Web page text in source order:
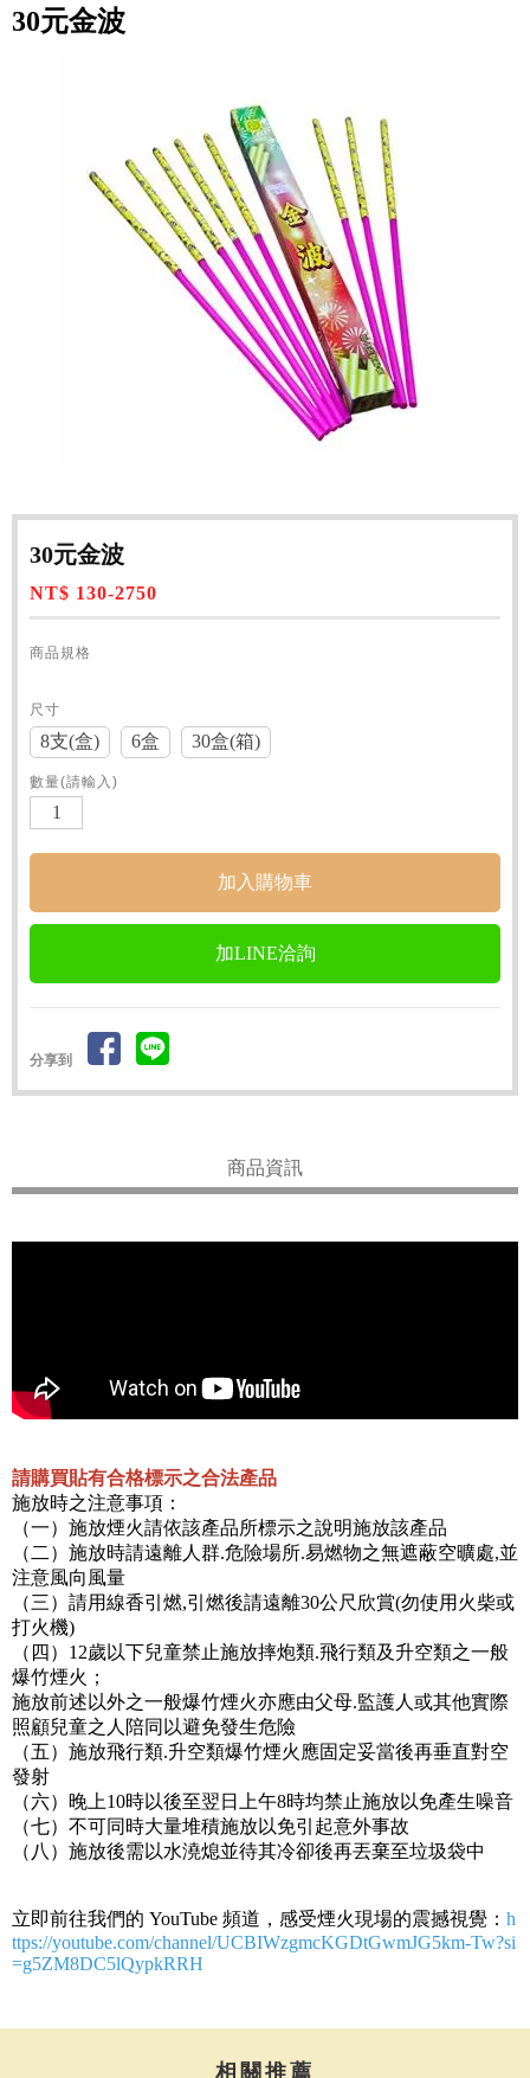
30元金波
30元金波
NT$ 130-2750
商品規格
尺寸
8支(盒) 6盒 30盒(箱)
數量(請輸入)
加LINE洽詢
分享到
商品資訊
請購買貼有合格標示之合法產品
施放時之注意事項：
（一）施放煙火請依該產品所標示之說明施放該產品
（二）施放時請遠離人群.危險場所.易燃物之無遮蔽空曠處,並
注意風向風量
（三）請用線香引燃,引燃後請遠離30公尺欣賞(勿使用火柴或
打火機)
（四）12歲以下兒童禁止施放摔炮類.飛行類及升空類之一般
爆竹煙火；
施放前述以外之一般爆竹煙火亦應由父母.監護人或其他實際
照顧兒童之人陪同以避免發生危險
（五）施放飛行類.升空類爆竹煙火應固定妥當後再垂直對空
發射
（六）晚上10時以後至翌日上午8時均禁止施放以免產生噪音
（七）不可同時大量堆積施放以免引起意外事故
（八）施放後需以水澆熄並待其冷卻後再丟棄至垃圾袋中
立即前往我們的 YouTube 頻道，感受煙火現場的震撼視覺： h
ttps://youtube.com/channel/UCBIWzgmcKGDtGwmJG5km-Tw?si
=g5ZM8DC5lQypkRRH